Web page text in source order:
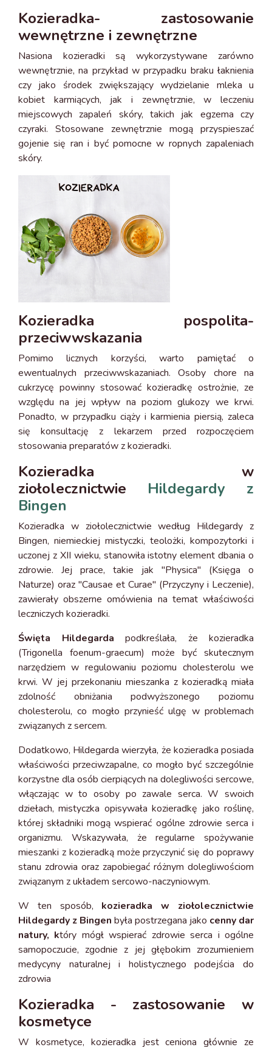
Kozieradka- zastosowanie
wewnętrzne i zewnętrzne
Nasiona kozieradki są wykorzystywane zarówno
wewnętrznie, na przykład w przypadku braku łaknienia
czy jako środek zwiększający wydzielanie mleka u
kobiet karmiących, jak i zewnętrznie, w leczeniu
miejscowych zapaleń skóry, takich jak egzema czy
czyraki. Stosowane zewnętrznie mogą przyspieszać
gojenie się ran i być pomocne w ropnych zapaleniach
skóry.
Kozieradka pospolita-
przeciwwskazania
Pomimo licznych korzyści, warto pamiętać o
ewentualnych przeciwwskazaniach. Osoby chore na
cukrzycę powinny stosować kozieradkę ostrożnie, ze
względu na jej wpływ na poziom glukozy we krwi.
Ponadto, w przypadku ciąży i karmienia piersią, zaleca
się konsultację z lekarzem przed rozpoczęciem
stosowania preparatów z kozieradki.
Kozieradka w
ziołolecznictwie Hildegardy z
Bingen
Kozieradka w ziołolecznictwie według Hildegardy z
Bingen, niemieckiej mistyczki, teolożki, kompozytorki i
uczonej z XII wieku, stanowiła istotny element dbania o
zdrowie. Jej prace, takie jak "Physica" (Księga o
Naturze) oraz "Causae et Curae" (Przyczyny i Leczenie),
zawierały obszerne omówienia na temat właściwości
leczniczych kozieradki.
Święta Hildegarda podkreślała, że kozieradka
(Trigonella foenum-graecum) może być skutecznym
narzędziem w regulowaniu poziomu cholesterolu we
krwi. W jej przekonaniu mieszanka z kozieradką miała
zdolność obniżania podwyższonego poziomu
cholesterolu, co mogło przynieść ulgę w problemach
związanych z sercem.
Dodatkowo, Hildegarda wierzyła, że kozieradka posiada
właściwości przeciwzapalne, co mogło być szczególnie
korzystne dla osób cierpiących na dolegliwości sercowe,
włączając w to osoby po zawale serca. W swoich
dziełach, mistyczka opisywała kozieradkę jako roślinę,
której składniki mogą wspierać ogólne zdrowie serca i
organizmu. Wskazywała, że regularne spożywanie
mieszanki z kozieradką może przyczynić się do poprawy
stanu zdrowia oraz zapobiegać różnym dolegliwościom
związanym z układem sercowo-naczyniowym.
W ten sposób, kozieradka w ziołolecznictwie
Hildegardy z Bingen była postrzegana jako cenny dar
natury, który mógł wspierać zdrowie serca i ogólne
samopoczucie, zgodnie z jej głębokim zrozumieniem
medycyny naturalnej i holistycznego podejścia do
zdrowia
Kozieradka - zastosowanie w
kosmetyce
W kosmetyce, kozieradka jest ceniona głównie ze